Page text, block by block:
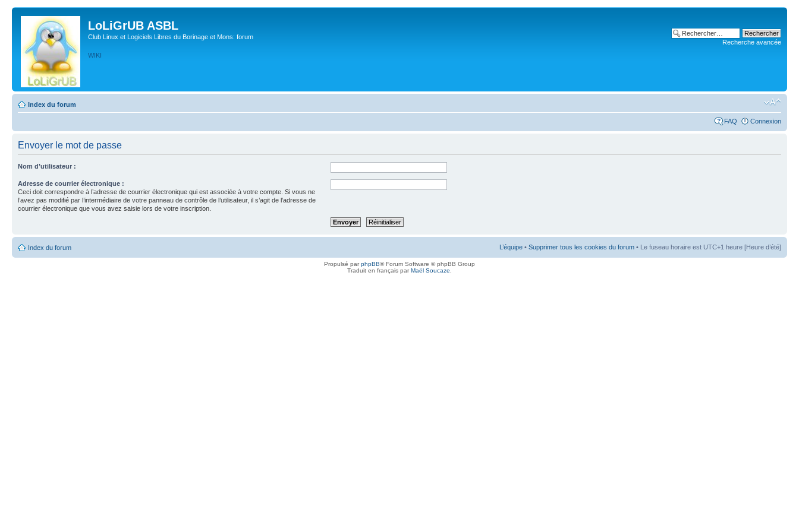
LoLiGrUB ASBL
Club Linux et Logiciels Libres du Borinage et Mons: forum
WIKI
Recherche avancée
Index du forum
FAQ Connexion
Envoyer le mot de passe
Nom d’utilisateur :
Adresse de courrier électronique :
Ceci doit correspondre à l’adresse de courrier électronique qui est associée à votre compte. Si vous ne
l’avez pas modifié par l’intermédiaire de votre panneau de contrôle de l’utilisateur, il s’agit de l’adresse de
courrier électronique que vous avez saisie lors de votre inscription.
Index du forum L’équipe • Supprimer tous les cookies du forum • Le fuseau horaire est UTC+1 heure [Heure d’été]
Propulsé parphpBB® Forum Software © phpBB Group
Traduit en français parMaël Soucaze